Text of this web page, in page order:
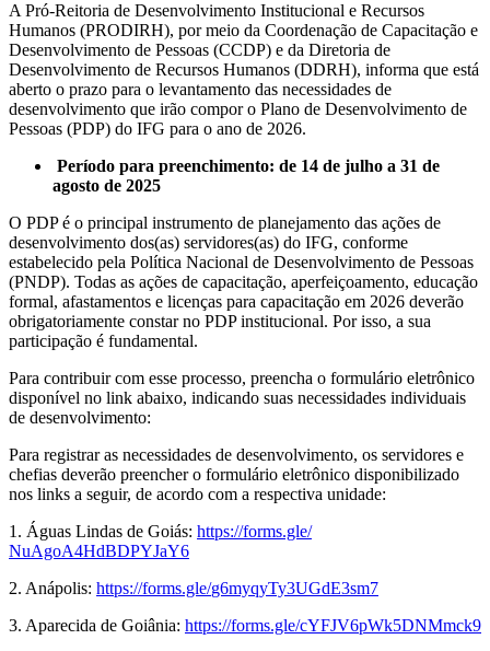
A Pró-Reitoria de Desenvolvimento Institucional e Recursos
Humanos (PRODIRH), por meio da Coordenação de Capacitação e
Desenvolvimento de Pessoas (CCDP) e da Diretoria de
Desenvolvimento de Recursos Humanos (DDRH), informa que está
aberto o prazo para o levantamento das necessidades de
desenvolvimento que irão compor o Plano de Desenvolvimento de
Pessoas (PDP) do IFG para o ano de 2026.
Período para preenchimento: de 14 de julho a 31 de
agosto de 2025
O PDP é o principal instrumento de planejamento das ações de
desenvolvimento dos(as) servidores(as) do IFG, conforme
estabelecido pela Política Nacional de Desenvolvimento de Pessoas
(PNDP). Todas as ações de capacitação, aperfeiçoamento, educação
formal, afastamentos e licenças para capacitação em 2026 deverão
obrigatoriamente constar no PDP institucional. Por isso, a sua
participação é fundamental.
Para contribuir com esse processo, preencha o formulário eletrônico
disponível no link abaixo, indicando suas necessidades individuais
de desenvolvimento:
Para registrar as necessidades de desenvolvimento, os servidores e
chefias deverão preencher o formulário eletrônico disponibilizado
nos links a seguir, de acordo com a respectiva unidade:
1. Águas Lindas de Goiás: https://forms.gle/
NuAgoA4HdBDPYJaY6
2. Anápolis: https://forms.gle/g6myqyTy3UGdE3sm7
3. Aparecida de Goiânia: https://forms.gle/cYFJV6pWk5DNMmck9